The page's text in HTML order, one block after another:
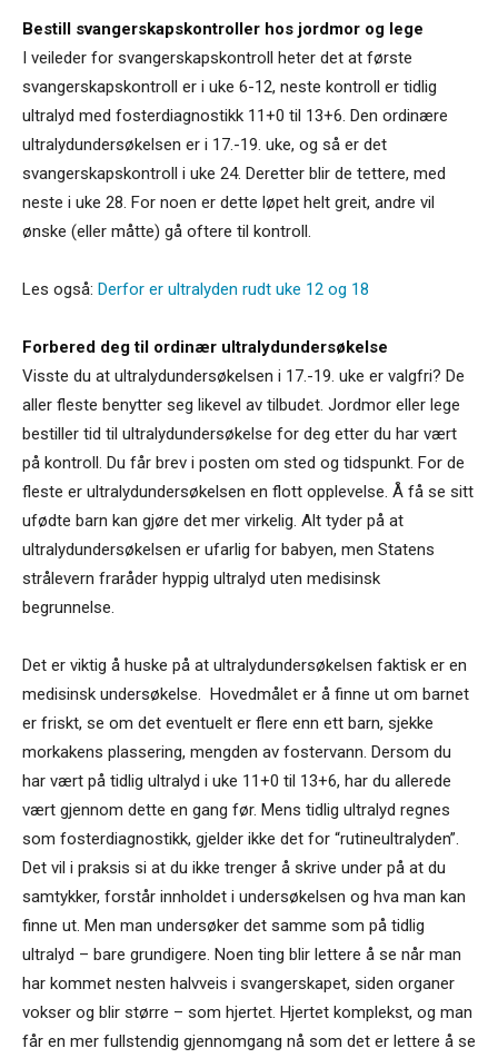
Bestill svangerskapskontroller hos jordmor og lege
I veileder for svangerskapskontroll heter det at første
svangerskapskontroll er i uke 6-12, neste kontroll er tidlig
ultralyd med fosterdiagnostikk 11+0 til 13+6. Den ordinære
ultralydundersøkelsen er i 17.-19. uke, og så er det
svangerskapskontroll i uke 24. Deretter blir de tettere, med
neste i uke 28. For noen er dette løpet helt greit, andre vil
ønske (eller måtte) gå oftere til kontroll.
Les også: Derfor er ultralyden rudt uke 12 og 18
Forbered deg til ordinær ultralydundersøkelse
Visste du at ultralydundersøkelsen i 17.-19. uke er valgfri? De
aller fleste benytter seg likevel av tilbudet. Jordmor eller lege
bestiller tid til ultralydundersøkelse for deg etter du har vært
på kontroll. Du får brev i posten om sted og tidspunkt. For de
fleste er ultralydundersøkelsen en flott opplevelse. Å få se sitt
ufødte barn kan gjøre det mer virkelig. Alt tyder på at
ultralydundersøkelsen er ufarlig for babyen, men Statens
strålevern fraråder hyppig ultralyd uten medisinsk
begrunnelse.
Det er viktig å huske på at ultralydundersøkelsen faktisk er en
medisinsk undersøkelse. Hovedmålet er å finne ut om barnet
er friskt, se om det eventuelt er flere enn ett barn, sjekke
morkakens plassering, mengden av fostervann. Dersom du
har vært på tidlig ultralyd i uke 11+0 til 13+6, har du allerede
vært gjennom dette en gang før. Mens tidlig ultralyd regnes
som fosterdiagnostikk, gjelder ikke det for “rutineultralyden”.
Det vil i praksis si at du ikke trenger å skrive under på at du
samtykker, forstår innholdet i undersøkelsen og hva man kan
finne ut. Men man undersøker det samme som på tidlig
ultralyd – bare grundigere. Noen ting blir lettere å se når man
har kommet nesten halvveis i svangerskapet, siden organer
vokser og blir større – som hjertet. Hjertet komplekst, og man
får en mer fullstendig gjennomgang nå som det er lettere å se